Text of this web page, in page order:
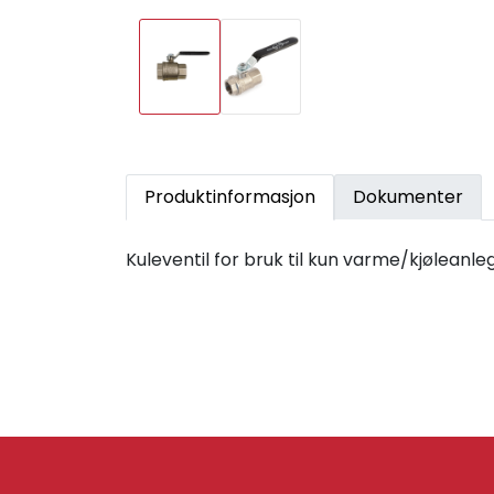
Produktinformasjon Dokumenter
Kuleventil for bruk til kun varme/